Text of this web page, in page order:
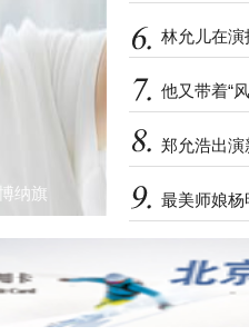
纳旗
林允儿在
他又带着“
郑允浩出
最美师娘